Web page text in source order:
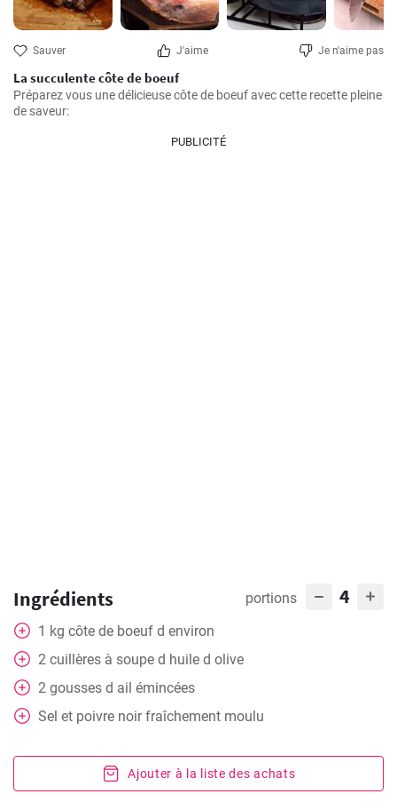
Sauver J'aime Je n'aime pas
La succulente côte de boeuf
Préparez vous une délicieuse côte de boeuf avec cette recette pleine
de saveur:
PUBLICITÉ
Ingrédients portions 4
1 kg côte de boeuf d environ
2 cuillères à soupe d huile d olive
2 gousses d ail émincées
Sel et poivre noir fraîchement moulu
Ajouter à la liste des achats